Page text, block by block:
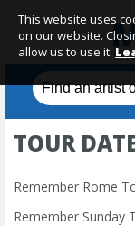
TOUR
Remember Rome
Remember Sunday
This website uses
on our website.
allow us to use it.